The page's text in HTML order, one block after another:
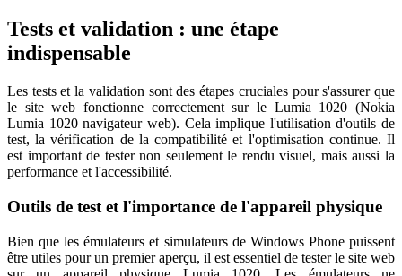
Tests et validation : une étape
indispensable
Les tests et la validation sont des étapes cruciales pour s'assurer que
le site web fonctionne correctement sur le Lumia 1020 (Nokia
Lumia 1020 navigateur web). Cela implique l'utilisation d'outils de
test, la vérification de la compatibilité et l'optimisation continue. Il
est important de tester non seulement le rendu visuel, mais aussi la
performance et l'accessibilité.
Outils de test et l'importance de l'appareil physique
Bien que les émulateurs et simulateurs de Windows Phone puissent
être utiles pour un premier aperçu, il est essentiel de tester le site web